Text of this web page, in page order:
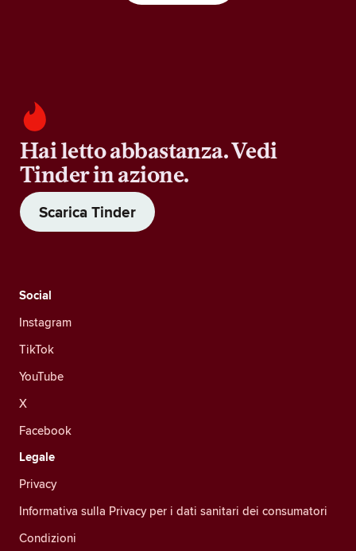
Hai letto abbastanza. Vedi
Tinder in azione.
Scarica Tinder
Social
Instagram
TikTok
YouTube
X
Facebook
Legale
Privacy
Informativa sulla Privacy per i dati sanitari dei consumatori
Condizioni